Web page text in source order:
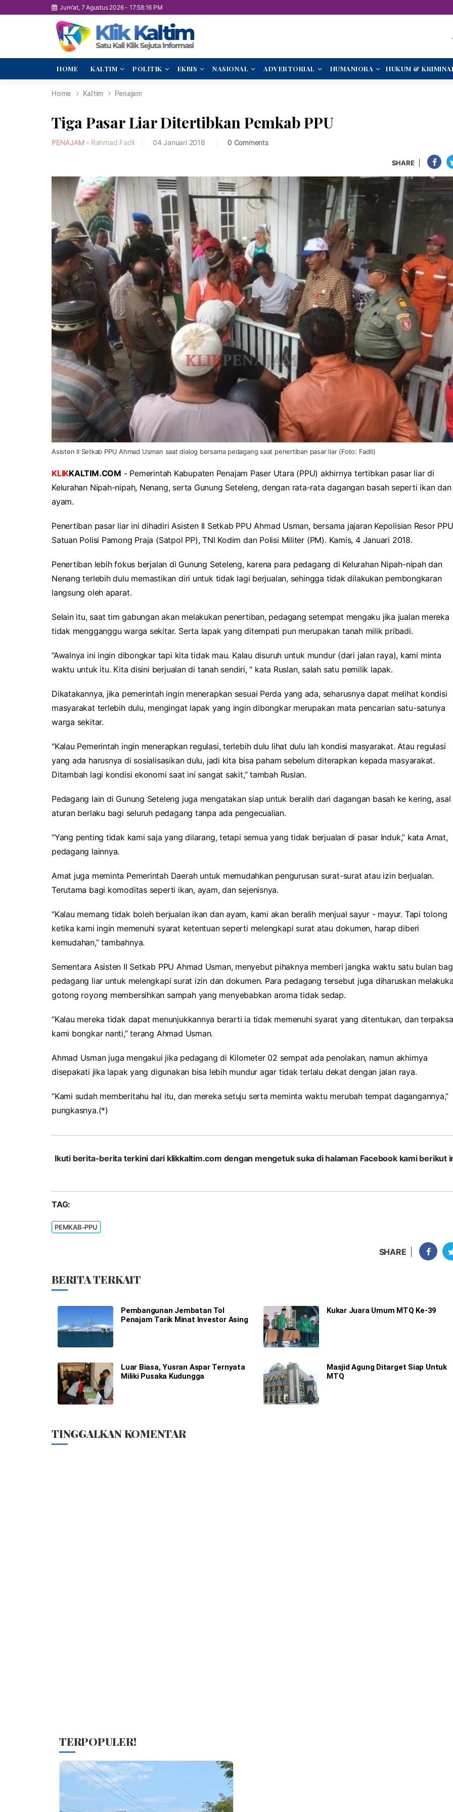
Jum'at, 7 Agustus 2026- 17:58:17 PM
HOME KALTIM POLITIK EKBIS NASIONAL ADVERTORIAL HUMANIORA HUKUM &
Home Kaltim Penajam
Tiga Pasar Liar Ditertibkan Pemkab PPU
PENAJAM - Rahmad Fadli 04 Januari 2018 0 Comments
SHARE
Asisten II Setkab PPU Ahmad Usman saat dialog bersama pedagang saat penertiban pasar liar (Foto: Fadli)
KLIKKALTIM.COM - Pemerintah Kabupaten Penajam Paser Utara (PPU) akhirnya tertibkan pasar liar di
Kelurahan Nipah-nipah, Nenang, serta Gunung Seteleng, dengan rata-rata dagangan basah seperti ikan dan
ayam.
Penertiban pasar liar ini dihadiri Asisten II Setkab PPU Ahmad Usman, bersama jajaran Kepolisian Resor
Satuan Polisi Pamong Praja (Satpol PP), TNI Kodim dan Polisi Militer (PM). Kamis, 4 Januari 2018.
Penertiban lebih fokus berjalan di Gunung Seteleng, karena para pedagang di Kelurahan Nipah-nipah dan
Nenang terlebih dulu memastikan diri untuk tidak lagi berjualan, sehingga tidak dilakukan pembongkaran
langsung oleh aparat.
Selain itu, saat tim gabungan akan melakukan penertiban, pedagang setempat mengaku jika jualan mereka
tidak mengganggu warga sekitar. Serta lapak yang ditempati pun merupakan tanah milik pribadi.
“Awalnya ini ingin dibongkar tapi kita tidak mau. Kalau disuruh untuk mundur (dari jalan raya), kami minta
waktu untuk itu. Kita disini berjualan di tanah sendiri, " kata Ruslan, salah satu pemilik lapak.
Dikatakannya, jika pemerintah ingin menerapkan sesuai Perda yang ada, seharusnya dapat melihat kondisi
masyarakat terlebih dulu, mengingat lapak yang ingin dibongkar merupakan mata pencarian satu-satunya
warga sekitar.
"Kalau Pemerintah ingin menerapkan regulasi, terlebih dulu lihat dulu lah kondisi masyarakat. Atau regulasi
yang ada harusnya di sosialisasikan dulu, jadi kita bisa paham sebelum diterapkan kepada masyarakat.
Ditambah lagi kondisi ekonomi saat ini sangat sakit,” tambah Ruslan.
Pedagang lain di Gunung Seteleng juga mengatakan siap untuk beralih dari dagangan basah ke kering, asal
aturan berlaku bagi seluruh pedagang tanpa ada pengecualian.
"Yang penting tidak kami saja yang dilarang, tetapi semua yang tidak berjualan di pasar Induk,” kata Amat,
pedagang lainnya.
Amat juga meminta Pemerintah Daerah untuk memudahkan pengurusan surat-surat atau izin berjualan.
Terutama bagi komoditas seperti ikan, ayam, dan sejenisnya.
“Kalau memang tidak boleh berjualan ikan dan ayam, kami akan beralih menjual sayur - mayur. Tapi tolong
ketika kami ingin memenuhi syarat ketentuan seperti melengkapi surat atau dokumen, harap diberi
kemudahan,” tambahnya.
Sementara Asisten II Setkab PPU Ahmad Usman, menyebut pihaknya memberi jangka waktu satu bulan
pedagang liar untuk melengkapi surat izin dan dokumen. Para pedagang tersebut juga diharuskan
gotong royong membersihkan sampah yang menyebabkan aroma tidak sedap.
“Kalau mereka tidak dapat menunjukkannya berarti ia tidak memenuhi syarat yang ditentukan, dan terpaksa
kami bongkar nanti,” terang Ahmad Usman.
Ahmad Usman juga mengakui jika pedagang di Kilometer 02 sempat ada penolakan, namun akhirnya
disepakati jika lapak yang digunakan bisa lebih mundur agar tidak terlalu dekat dengan jalan raya.
“Kami sudah memberitahu hal itu, dan mereka setuju serta meminta waktu merubah tempat dagangannya,”
pungkasnya.(*)
Ikuti berita-berita terkini dari klikkaltim.com dengan mengetuk suka di halaman Facebook kami berikut
TAG:
PEMKAB-PPU
SHARE
BERITA TERKAIT
Pembangunan Jembatan Tol
Penajam Tarik Minat Investor Asing
Kukar Juara Umum MTQ Ke-39
Luar Biasa, Yusran Aspar Ternyata
Miliki Pusaka Kudungga
Masjid Agung Ditarget Siap Untuk
MTQ
TINGGALKAN KOMENTAR
TERPOPULER!